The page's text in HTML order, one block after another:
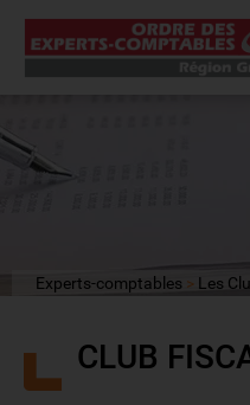
Experts-comptables Les
CLUB